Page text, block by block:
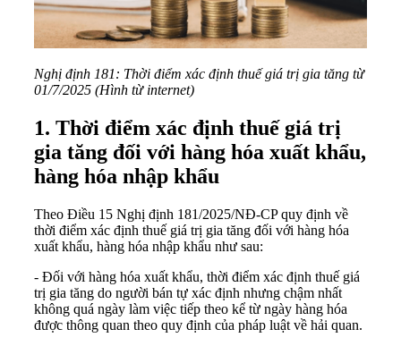
Nghị định 181: Thời điểm xác định thuế giá trị gia tăng từ
01/7/2025 (Hình từ internet)
1. Thời điểm xác định thuế giá trị
gia tăng đối với hàng hóa xuất khẩu,
hàng hóa nhập khẩu
Theo Điều 15 Nghị định 181/2025/NĐ-CPquy định về
thời điểm xác định thuế giá trị gia tăng đối với hàng hóa
xuất khẩu, hàng hóa nhập khẩu như sau:
- Đối với hàng hóa xuất khẩu, thời điểm xác định thuế giá
trị gia tăng do người bán tự xác định nhưng chậm nhất
không quá ngày làm việc tiếp theo kể từ ngày hàng hóa
được thông quan theo quy định của pháp luật về hải quan.